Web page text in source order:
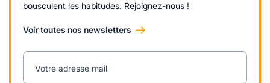
bousculent les habitudes. Rejoignez-nous !
Voir toutes nos newsletters
Votre adresse mail